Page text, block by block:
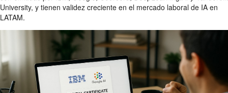
University, y tienen validez creciente en el mercado laboral de IA en
LATAM.